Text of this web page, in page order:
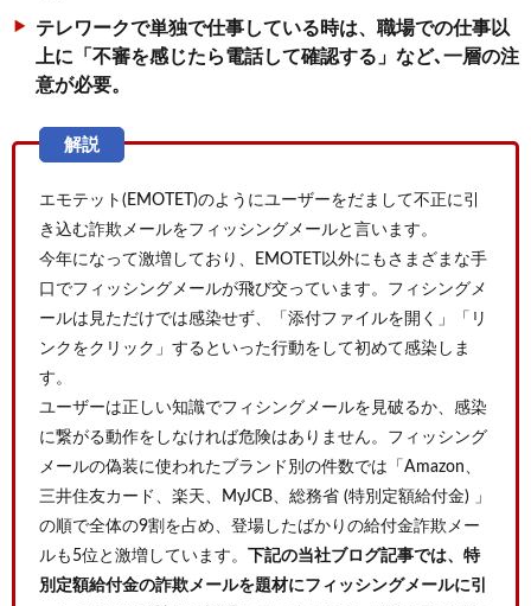
テレワークで単独で仕事している時は、職場での仕事以
上に「不審を感じたら電話して確認する」など､一層の注
意が必要。
エモテット(EMOTET)のようにユーザーをだまして不正に引
き込む詐欺メールをフィッシングメールと言います。
今年になって激増しており、EMOTET以外にもさまざまな手
口でフィッシングメールが飛び交っています。フィシングメ
ールは見ただけでは感染せず、「添付ファイルを開く」「リ
ンクをクリック」するといった行動をして初めて感染しま
す。
ユーザーは正しい知識でフィシングメールを見破るか、感染
に繋がる動作をしなければ危険はありません。フィッシング
メールの偽装に使われたブランド別の件数では「Amazon、
三井住友カード、楽天、MyJCB、総務省 (特別定額給付金) 」
の順で全体の9割を占め、登場したばかりの給付金詐欺メー
ルも5位と激増しています。
下記の当社ブログ記事では、特
別定額給付金の詐欺メールを題材にフィッシングメールに引